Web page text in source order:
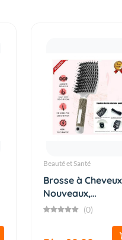
Beauté et Santé
Brosse à
Nouveaux,
Démêlante A...
(0)